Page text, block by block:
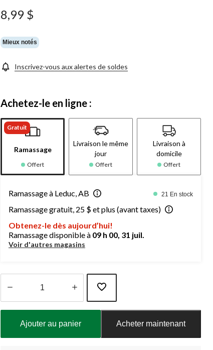
8,99 $
Mieux notés
Inscrivez-vous aux alertes de soldes
Achetez-le en ligne :
Gratuit
Ramassage
Offert
Livraison le même
jour
Offert
Livraison à
domicile
Offert
Ramassage à Leduc, AB 21 En stock
Ramassage gratuit, 25 $ et plus (avant taxes)
Obtenez-le dès aujourd’hui!
Ramassage disponible à 09 h 00, 31 juil.
Voir d'autres magasins
Ajouter au panier Acheter maintenant